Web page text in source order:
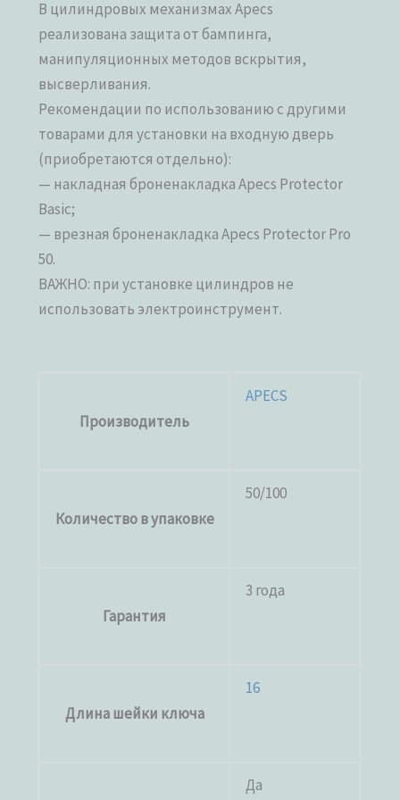
В цилиндровых механизмах Apecs
реализована защита от бампинга,
манипуляционных методов вскрытия,
высверливания.
Рекомендации по использованию с другими
товарами для установки на входную дверь
(приобретаются отдельно):
— накладная броненакладка Apecs Protector
Basic;
— врезная броненакладка Apecs Protector Pro
50.
ВАЖНО: при установке цилиндров не
использовать электроинструмент.
Производитель
APECS
Количество в упаковке
50/100
Гарантия
3 года
Длина шейки ключа
16
Да